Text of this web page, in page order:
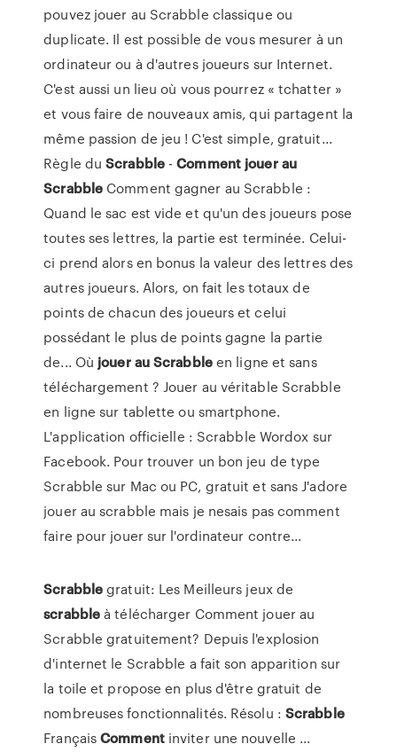
pouvez jouer au Scrabble classique ou
duplicate. Il est possible de vous mesurer à un
ordinateur ou à d'autres joueurs sur Internet.
C'est aussi un lieu où vous pourrez « tchatter »
et vous faire de nouveaux amis, qui partagent la
même passion de jeu ! C'est simple, gratuit...
Règle duScrabble-Comment jouer au
Scrabble Comment gagner au Scrabble :
Quand le sac est vide et qu'un des joueurs pose
toutes ses lettres, la partie est terminée. Celui-
ci prend alors en bonus la valeur des lettres des
autres joueurs. Alors, on fait les totaux de
points de chacun des joueurs et celui
possédant le plus de points gagne la partie
de... Où jouer auScrabbleen ligne et sans
téléchargement ? Jouer au véritable Scrabble
en ligne sur tablette ou smartphone.
L'application officielle : Scrabble Wordox sur
Facebook. Pour trouver un bon jeu de type
Scrabble sur Mac ou PC, gratuit et sans J'adore
jouer au scrabble mais je nesais pas comment
faire pour jouer sur l'ordinateur contre...
Scrabblegratuit: Les Meilleurs jeux de
scrabbleà télécharger Comment jouer au
Scrabble gratuitement? Depuis l'explosion
d'internet le Scrabble a fait son apparition sur
la toile et propose en plus d'être gratuit de
nombreuses fonctionnalités. Résolu : Scrabble
FrançaisCommentinviter une nouvelle ...